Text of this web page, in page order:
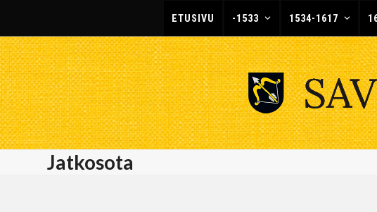
content
ETUSIVU -1533 1534-1617
Jatkosota